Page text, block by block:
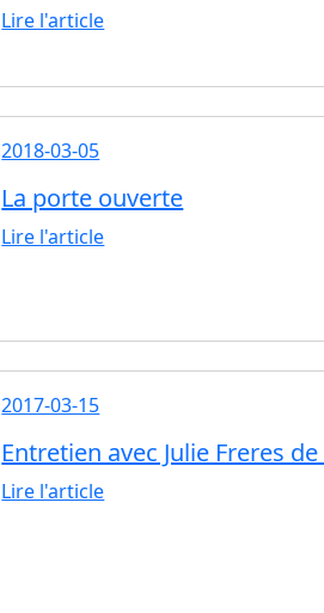
Lire l'article
2018-03-05
La porte ouverte
Lire l'article
2017-03-15
Entretien avec Julie Freres
Lire l'article